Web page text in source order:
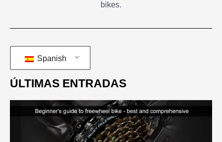
bikes.
Spanish
ÚLTIMAS ENTRADAS